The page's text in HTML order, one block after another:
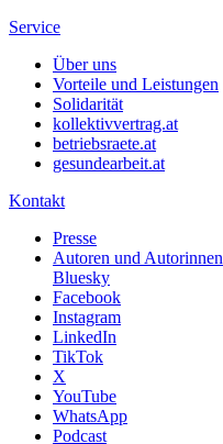
Service
Über uns
Vorteile und Leistungen
Solidarität
kollektivvertrag.at
betriebsraete.at
gesundearbeit.at
Kontakt
Presse
Autoren und Autorinnen
Bluesky
Facebook
Instagram
LinkedIn
TikTok
X
YouTube
WhatsApp
Podcast